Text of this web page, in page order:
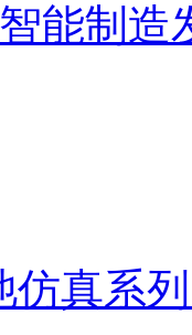
能制造
仿真系